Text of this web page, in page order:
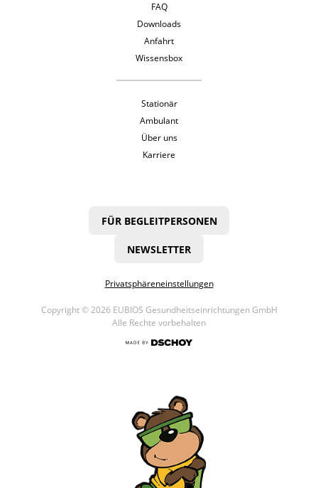
FAQ
Downloads
Anfahrt
Wissensbox
Stationär
Ambulant
Über uns
Karriere
FÜR BEGLEITPERSONEN
NEWSLETTER
Privatsphäreneinstellungen
Copyright © 2026 EUBIOS Gesundheitseinrichtungen GmbH
Alle Rechte vorbehalten